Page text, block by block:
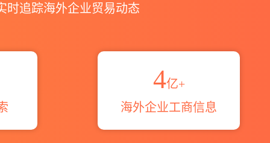
时追踪海外企业贸易动态
4亿+
海外企业工商信息